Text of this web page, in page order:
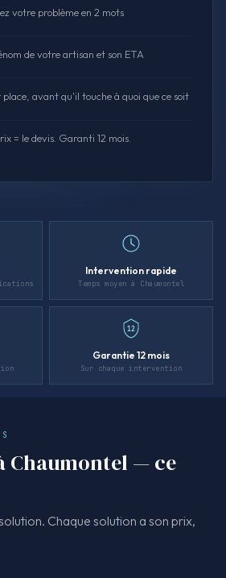
votre problème en 2 mots
de votre artisan et son ETA
avant qu'il touche à quoi que ce soit
= le devis. Garanti 12 mois.
Intervention rapide
Temps moyen à Chaumontel
12
Garantie 12 mois
Sur chaque intervention
Chaumontel — ce
Chaque solution a son prix,